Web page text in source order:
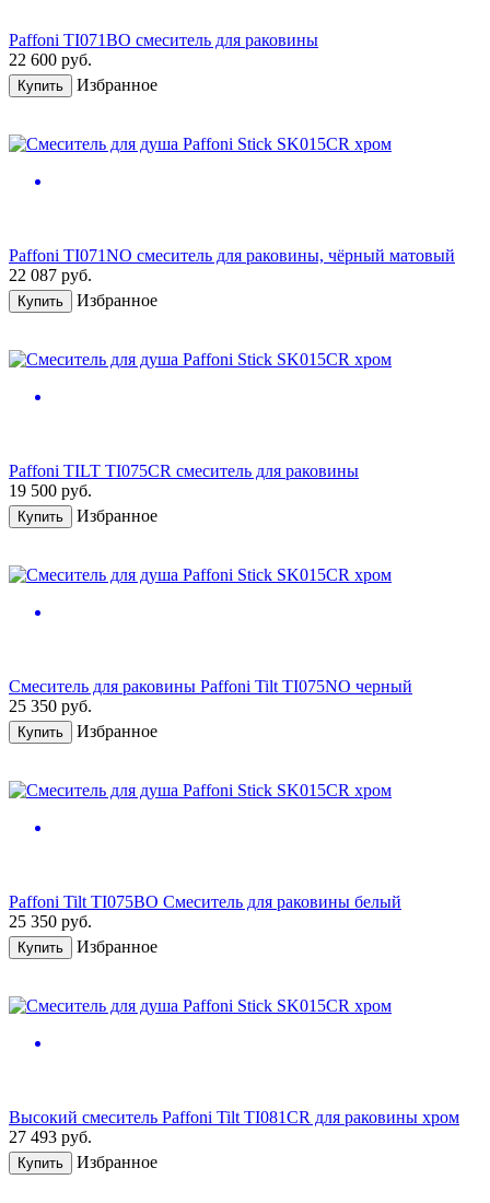
Paffoni TI071BO смеситель для раковины
22 600 руб.
Купить Избранное
Paffoni TI071NO смеситель для раковины, чёрный матовый
22 087 руб.
Купить Избранное
Paffoni TILT TI075CR смеситель для раковины
19 500 руб.
Купить Избранное
Смеситель для раковины Paffoni Tilt TI075NO черный
25 350 руб.
Купить Избранное
Paffoni Tilt TI075BO Смеситель для раковины белый
25 350 руб.
Купить Избранное
Высокий смеситель Paffoni Tilt TI081CR для раковины хром
27 493 руб.
Купить Избранное